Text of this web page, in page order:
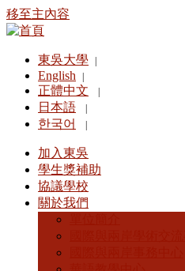
移至主內容
東吳大學
English
正體中文
日本語
한국어
加入東吳
學生獎補助
協議學校
關於我們